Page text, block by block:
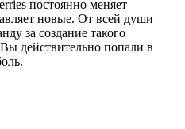
постоянно меняет
новые. От всей души
за создание такого
действительно попали в